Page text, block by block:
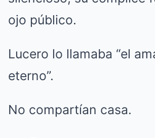
ojo público.
Lucero lo llamaba “el
eterno”.
No compartían casa.